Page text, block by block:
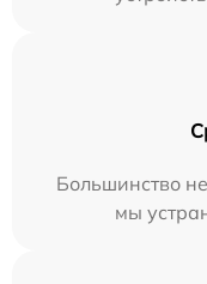
Большинство
мы